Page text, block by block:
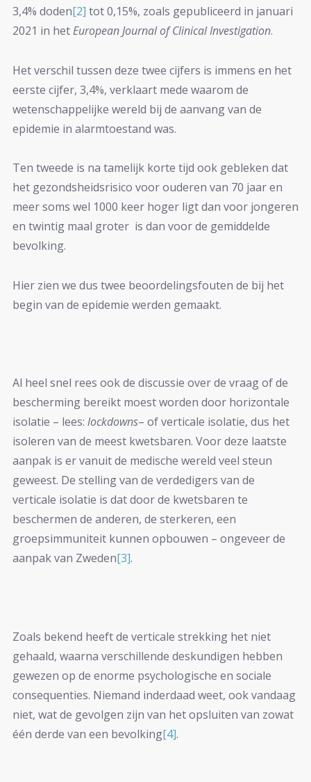
3,4% doden[2] tot 0,15%, zoals gepubliceerd in januari
2021 in hetEuropean Journal of Clinical Investigation.
Het verschil tussen deze twee cijfers is immens en het
eerste cijfer, 3,4%, verklaart mede waarom de
wetenschappelijke wereld bij de aanvang van de
epidemie in alarmtoestand was.
Ten tweede is na tamelijk korte tijd ook gebleken dat
het gezondsheidsrisico voor ouderen van 70 jaar en
meer soms wel 1000 keer hoger ligt dan voor jongeren
en twintig maal groter is dan voor de gemiddelde
bevolking.
Hier zien we dus twee beoordelingsfouten de bij het
begin van de epidemie werden gemaakt.
Al heel snel rees ook de discussie over de vraag of de
bescherming bereikt moest worden door horizontale
isolatie – lees: lockdowns– of verticale isolatie, dus het
isoleren van de meest kwetsbaren. Voor deze laatste
aanpak is er vanuit de medische wereld veel steun
geweest. De stelling van de verdedigers van de
verticale isolatie is dat door de kwetsbaren te
beschermen de anderen, de sterkeren, een
groepsimmuniteit kunnen opbouwen – ongeveer de
aanpak van Zweden[3].
Zoals bekend heeft de verticale strekking het niet
gehaald, waarna verschillende deskundigen hebben
gewezen op de enorme psychologische en sociale
consequenties. Niemand inderdaad weet, ook vandaag
niet, wat de gevolgen zijn van het opsluiten van zowat
één derde van een bevolking[4].